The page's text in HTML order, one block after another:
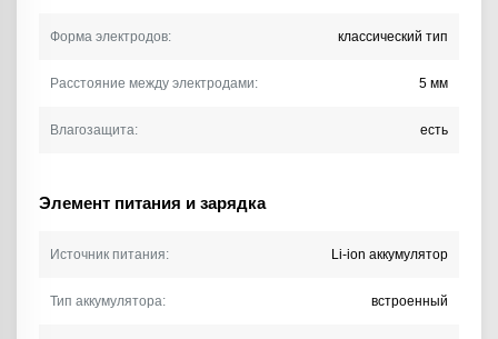
Форма электродов: классический тип
Расстояние между электродами: 5 мм
Влагозащита: есть
Элемент питания и зарядка
Источник питания: Li-ion аккумулятор
Тип аккумулятора: встроенный